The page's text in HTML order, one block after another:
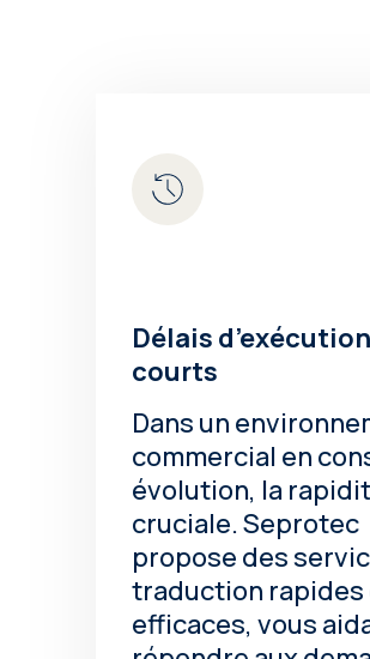
Délais d’exécution
courts
Dans un
commercial en
évolution, la
cruciale. Seprotec
propose des
traduction rapides
efficaces, vous